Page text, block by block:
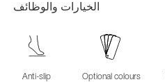
الخيارات والوظائف
Anti-slip Optional colours